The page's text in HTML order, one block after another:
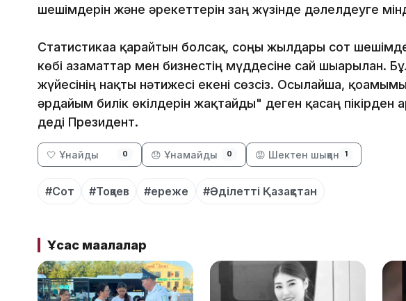
шешімдерін және әрекеттерін заң жүзінде дәлелдеуге
Статистикаға қарайтын болсақ, соңғы жылдары сот
көбі азаматтар мен бизнестің мүддесіне сай шығарылған.
жүйесінің нақты нәтижесі екені сөзсіз. Осылайша,
әрдайым билік өкілдерін жақтайды" деген қасаң пікірден
деді Президент.
🤍 Ұнайды 0 😞 Ұнамайды 0 😡 Шектен шыққан 1
#Сот #Тоқаев #ереже #Әділетті Қазақстан
Ұқсас мақалалар